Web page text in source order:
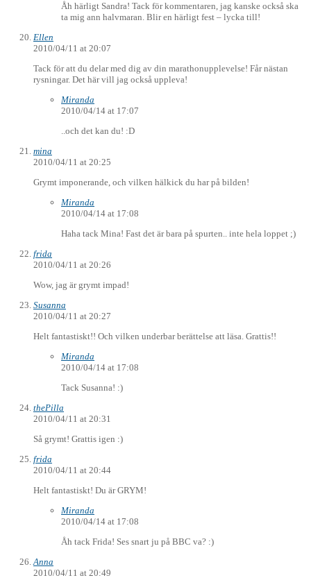
Åh härligt Sandra! Tack för kommentaren, jag kanske också ska
ta mig ann halvmaran. Blir en härligt fest – lycka till!
Ellen
2010/04/11 at 20:07
Tack för att du delar med dig av din marathonupplevelse! Får nästan
rysningar. Det här vill jag också uppleva!
Miranda
2010/04/14 at 17:07
..och det kan du! :D
mina
2010/04/11 at 20:25
Grymt imponerande, och vilken hälkick du har på bilden!
Miranda
2010/04/14 at 17:08
Haha tack Mina! Fast det är bara på spurten.. inte hela loppet ;)
frida
2010/04/11 at 20:26
Wow, jag är grymt impad!
Susanna
2010/04/11 at 20:27
Helt fantastiskt!! Och vilken underbar berättelse att läsa. Grattis!!
Miranda
2010/04/14 at 17:08
Tack Susanna! :)
thePilla
2010/04/11 at 20:31
Så grymt! Grattis igen :)
frida
2010/04/11 at 20:44
Helt fantastiskt! Du är GRYM!
Miranda
2010/04/14 at 17:08
Åh tack Frida! Ses snart ju på BBC va? :)
Anna
2010/04/11 at 20:49